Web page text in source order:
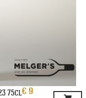
75cl€ 9